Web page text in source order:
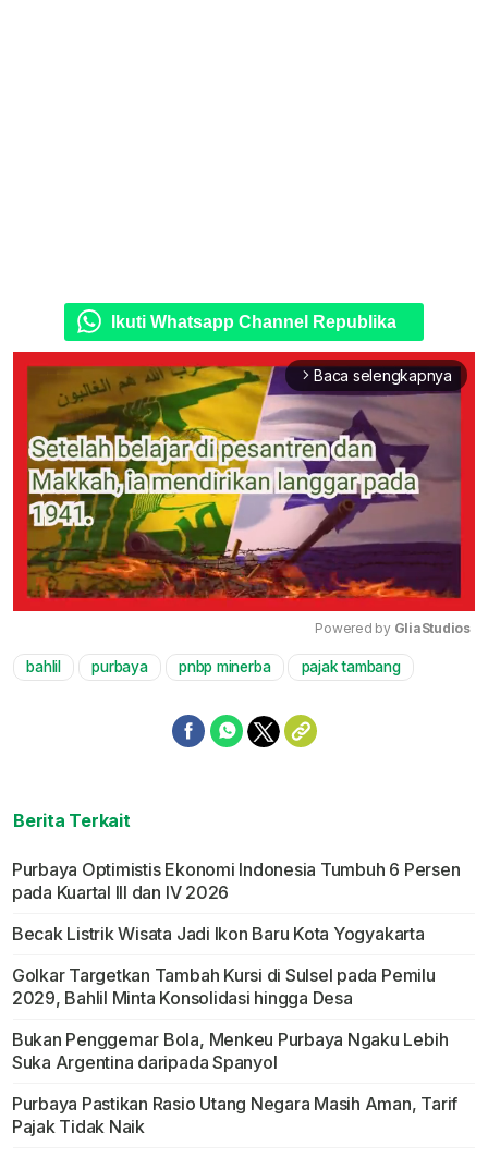
Ikuti Whatsapp Channel Republika
arrow_forward_ios Baca selengkapnya
Mute
Powered by GliaStudios
bahlil purbaya pnbp minerba pajak tambang
Berita Terkait
Purbaya Optimistis Ekonomi Indonesia Tumbuh 6 Persen
pada Kuartal III dan IV 2026
Becak Listrik Wisata Jadi Ikon Baru Kota Yogyakarta
Golkar Targetkan Tambah Kursi di Sulsel pada Pemilu
2029, Bahlil Minta Konsolidasi hingga Desa
Bukan Penggemar Bola, Menkeu Purbaya Ngaku Lebih
Suka Argentina daripada Spanyol
Purbaya Pastikan Rasio Utang Negara Masih Aman, Tarif
Pajak Tidak Naik